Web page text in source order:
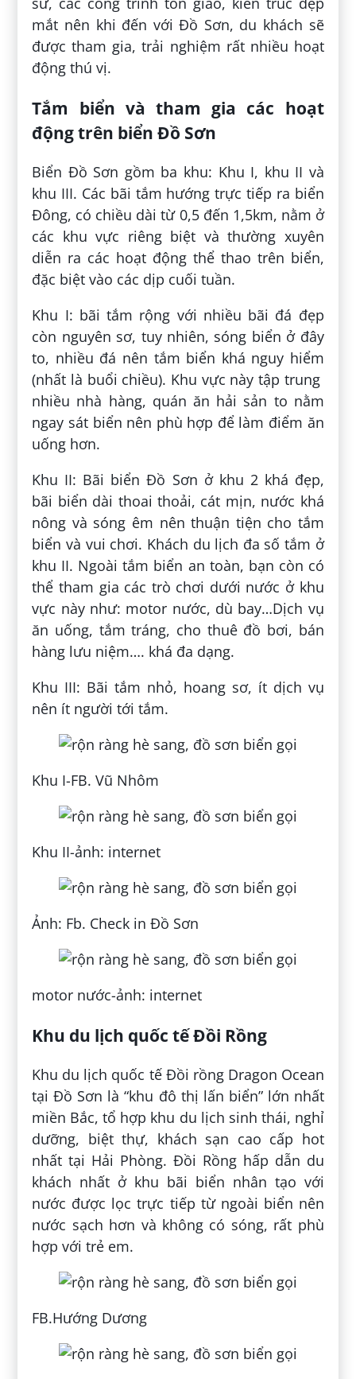
mắt nên khi đến với Đồ Sơn, du khách sẽ
được tham gia, trải nghiệm rất nhiều hoạt
động thú vị.
Tắm biển và tham gia các hoạt
động trên biển Đồ Sơn
Biển Đồ Sơn gồm ba khu: Khu I, khu II và
khu III. Các bãi tắm hướng trực tiếp ra biển
Đông, có chiều dài từ 0,5 đến 1,5km, nằm ở
các khu vực riêng biệt và thường xuyên
diễn ra các hoạt động thể thao trên biển,
đặc biệt vào các dịp cuối tuần.
Khu I: bãi tắm rộng với nhiều bãi đá đẹp
còn nguyên sơ, tuy nhiên, sóng biển ở đây
to, nhiều đá nên tắm biển khá nguy hiểm
(nhất là buổi chiều). Khu vực này tập trung
nhiều nhà hàng, quán ăn hải sản to nằm
ngay sát biển nên phù hợp để làm điểm ăn
uống hơn.
Khu II: Bãi biển Đồ Sơn ở khu 2 khá đẹp,
bãi biển dài thoai thoải, cát mịn, nước khá
nông và sóng êm nên thuận tiện cho tắm
biển và vui chơi. Khách du lịch đa số tắm ở
khu II. Ngoài tắm biển an toàn, bạn còn có
thể tham gia các trò chơi dưới nước ở khu
vực này như: motor nước, dù bay…Dịch vụ
ăn uống, tắm tráng, cho thuê đồ bơi, bán
hàng lưu niệm…. khá đa dạng.
Khu III: Bãi tắm nhỏ, hoang sơ, ít dịch vụ
nên ít người tới tắm.
Khu I-FB. Vũ Nhôm
Khu II-ảnh: internet
Ảnh: Fb. Check in Đồ Sơn
motor nước-ảnh: internet
Khu du lịch quốc tế Đồi Rồng
Khu du lịch quốc tế Đồi rồng Dragon Ocean
tại Đồ Sơn là “khu đô thị lấn biển” lớn nhất
miền Bắc, tổ hợp khu du lịch sinh thái, nghỉ
dưỡng, biệt thự, khách sạn cao cấp hot
nhất tại Hải Phòng. Đồi Rồng hấp dẫn du
khách nhất ở khu bãi biển nhân tạo với
nước được lọc trực tiếp từ ngoài biển nên
nước sạch hơn và không có sóng, rất phù
hợp với trẻ em.
FB.Hướng Dương